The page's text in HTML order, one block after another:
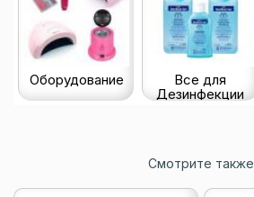
Оборудование
Все для
Дезинфекции
Смотрите также